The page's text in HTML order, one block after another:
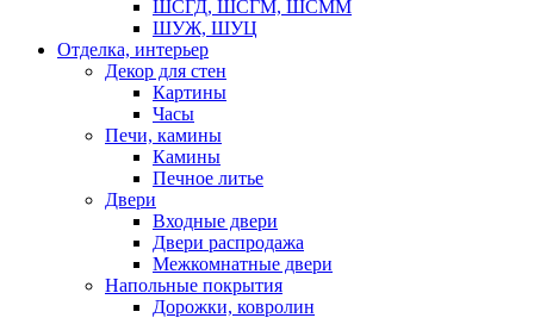
ШСГД, ШСГМ, ШСММ
ШУЖ, ШУЦ
Отделка, интерьер
Декор для стен
Картины
Часы
Печи, камины
Камины
Печное литье
Двери
Входные двери
Двери распродажа
Межкомнатные двери
Напольные покрытия
Дорожки, ковролин